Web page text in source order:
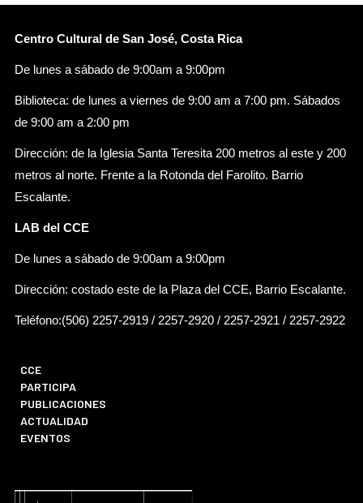
Centro Cultural de San José, Costa Rica
De lunes a sábado de 9:00am a 9:00pm
Biblioteca: de lunes a viernes de 9:00 am a 7:00 pm. Sábados
de 9:00 am a 2:00 pm
Dirección: de la Iglesia Santa Teresita 200 metros al este y 200
metros al norte. Frente a la Rotonda del Farolito. Barrio
Escalante.
LAB del CCE
De lunes a sábado de 9:00am a 9:00pm
Dirección: costado este de la Plaza del CCE, Barrio Escalante.
Teléfono:(506) 2257-2919 / 2257-2920 / 2257-2921 / 2257-2922
CCE
PARTICIPA
PUBLICACIONES
ACTUALIDAD
EVENTOS